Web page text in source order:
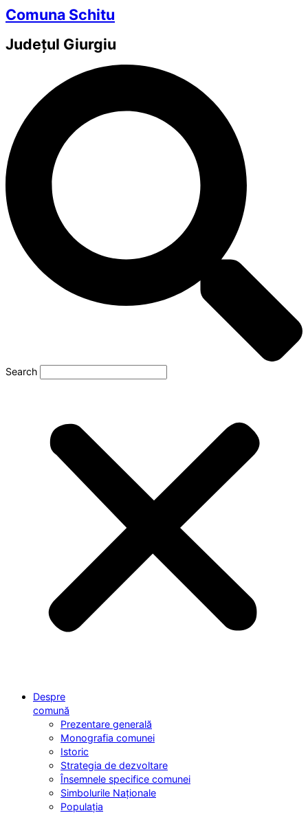
Comuna Schitu
Județul Giurgiu
Search
Despre
comună
Prezentare generală
Monografia comunei
Istoric
Strategia de dezvoltare
Însemnele specifice comunei
Simbolurile Naționale
Populația